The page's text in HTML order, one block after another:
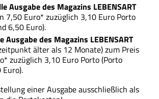
Ausgabe des Magazins LEBENSART
7,50 Euro* zuzüglich 3,10 Euro Porto
6,50 Euro).
Ausgabe des Magazins LEBENSART
älter als 12 Monate) zum Preis
zuzüglich 3,10 Euro Porto (Porto
einer Ausgabe ausschließlich als